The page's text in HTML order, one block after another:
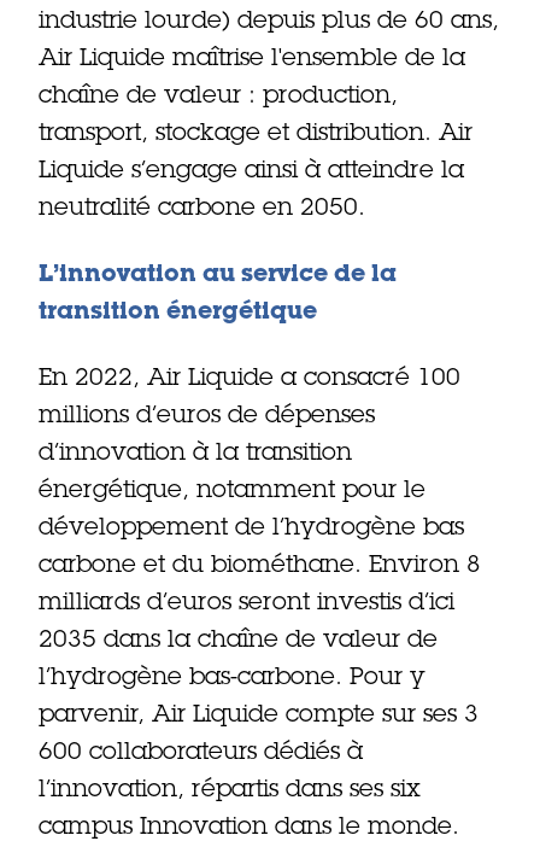
industrie lourde) depuis plus de 60 ans,
Air Liquide maîtrise l'ensemble de la
chaîne de valeur : production,
transport, stockage et distribution. Air
Liquide s’engage ainsi à atteindre la
neutralité carbone en 2050.
L’innovation au service de la
transition énergétique
En 2022, Air Liquide a consacré 100
millions d’euros de dépenses
d’innovation à la transition
énergétique, notamment pour le
développement de l’hydrogène bas
carbone et du biométhane. Environ 8
milliards d’euros seront investis d’ici
2035 dans la chaîne de valeur de
l’hydrogène bas-carbone. Pour y
parvenir, Air Liquide compte sur ses 3
600 collaborateurs dédiés à
l’innovation, répartis dans ses six
campus Innovation dans le monde.